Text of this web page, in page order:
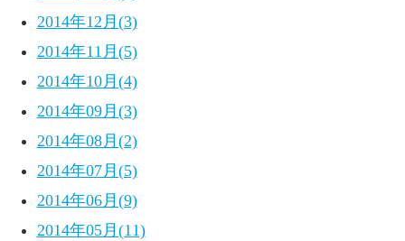
2014年12月(3)
2014年11月(5)
2014年10月(4)
2014年09月(3)
2014年08月(2)
2014年07月(5)
2014年06月(9)
2014年05月(11)